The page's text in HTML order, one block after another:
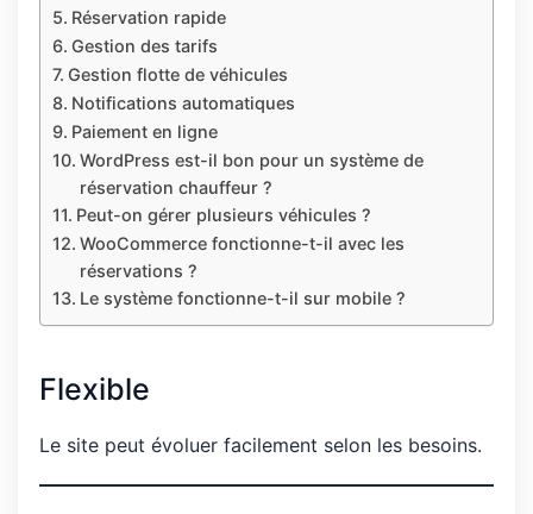
Réservation rapide
Gestion des tarifs
Gestion flotte de véhicules
Notifications automatiques
Paiement en ligne
WordPress est-il bon pour un système de
réservation chauffeur ?
Peut-on gérer plusieurs véhicules ?
WooCommerce fonctionne-t-il avec les
réservations ?
Le système fonctionne-t-il sur mobile ?
Flexible
Le site peut évoluer facilement selon les besoins.